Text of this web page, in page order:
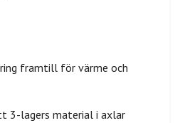
framtill för värme och
3-lagers material i axlar